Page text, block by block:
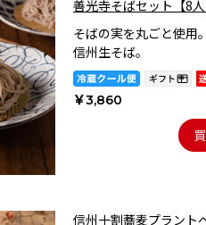
善光寺そばセット【8人
そばの実を丸ごと使用
信州生そば。
￥3,860
信州十割蕎麦プラント